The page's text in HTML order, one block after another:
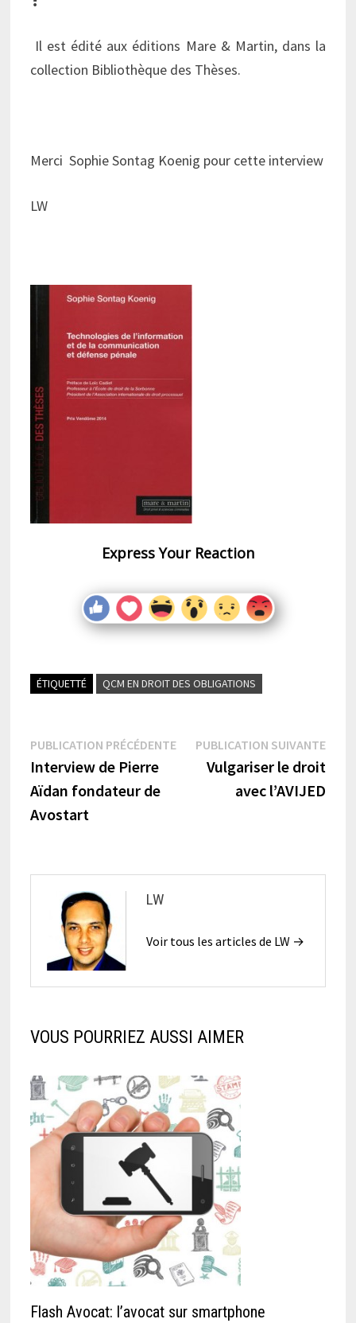
Il est édité aux éditions Mare & Martin, dans la
collection Bibliothèque des Thèses.
Merci Sophie Sontag Koenig pour cette interview
LW
Express Your Reaction
ÉTIQUETTÉ QCM EN DROIT DES OBLIGATIONS
Navigation
de
l’article
PUBLICATION PRÉCÉDENTEPublication
précédente :
Interview de Pierre
Aïdan fondateur de
Avostart
PUBLICATION SUIVANTE
Vulgariser le droit
avec l’AVIJED
LW
Voir tous les articles de LW →
VOUS POURRIEZ AUSSI AIMER
Flash Avocat: l’avocat sur smartphone